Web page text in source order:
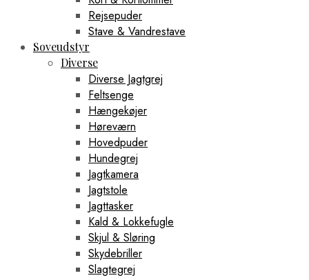
Rejsepuder
Stave & Vandrestave
Soveudstyr
Diverse
Diverse Jagtgrej
Feltsenge
Hængekøjer
Høreværn
Hovedpuder
Hundegrej
Jagtkamera
Jagtstole
Jagttasker
Kald & Lokkefugle
Skjul & Sløring
Skydebriller
Slagtegrej